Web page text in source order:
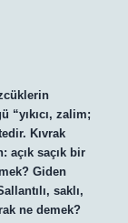
“yıkıcı, zalim;
Kıvrak
açık saçık bir
Giden
saklı,
ne demek?